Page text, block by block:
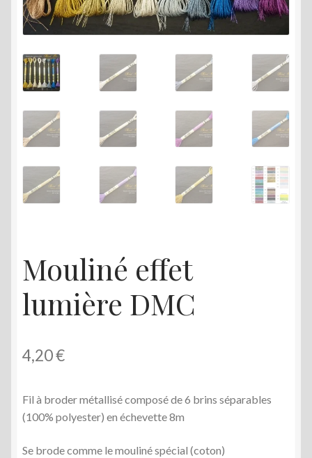
menu
Mouliné effet
lumière DMC
4,20€
Fil à broder métallisé composé de 6 brins séparables
(100% polyester) en échevette 8m
Se brode comme le mouliné spécial (coton)